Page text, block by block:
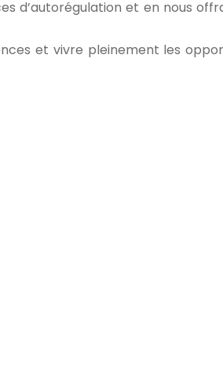
d’autorégulation et en nous
et vivre pleinement les